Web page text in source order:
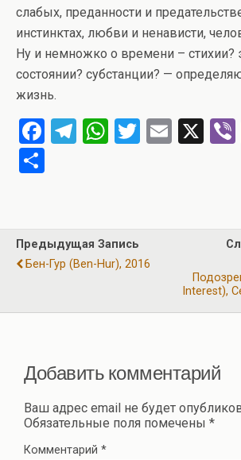
слабых, преданности и
инстинктах, любви и ненависти,
Ну и немножко о времени – стихии?
состоянии? субстанции? —
жизнь.
F
o
o
T
a
m
W
A
p
T
E
X
р
а
и
Предыдущая Запись
Бен-Гур (Ben-Hur), 2016
Interest),
Добавить комментарий
Ваш адрес email не будет
Обязательные поля помечены *
Комментарий *